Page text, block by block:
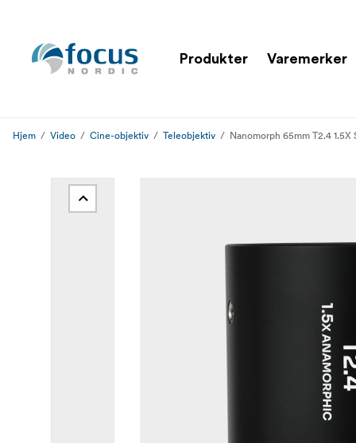
Produkter Varemerker
Hjem Video Cine-objektiv Teleobjektiv Nanomorph 65mm T2.4 1.5X